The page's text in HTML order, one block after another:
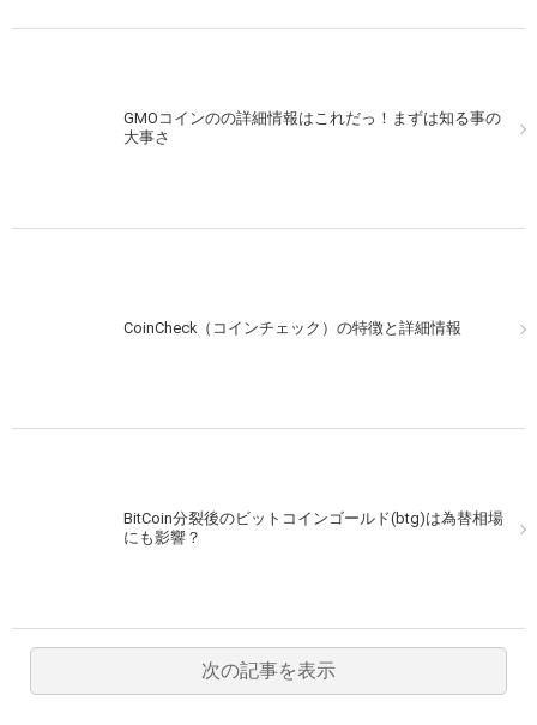
GMOコインのの詳細情報はこれだっ！まずは知る事の
大事さ
CoinCheck（コインチェック）の特徴と詳細情報
BitCoin分裂後のビットコインゴールド(btg)は為替相場
にも影響？
次の記事を表示